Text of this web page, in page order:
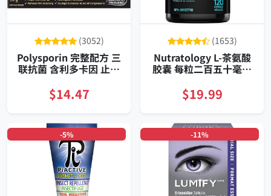
(3052)
Polysporin 完整配方 三
联抗菌 含利多卡因 止痛
痕修复
$14.47
(1653)
Nutratology L-茶氨酸
胶囊 每粒二百五十毫克
管理配方
$19.99
-5% -11%